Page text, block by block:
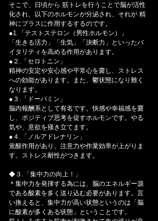
そこで、日頃から 筋トレを行うことで脳が活性
化され、以下のホルモンが分泌され、それが 精
神にプラスに作用するするのです。
●1.「テストステロン（男性ホルモン）」
「生きる活力」「生気」「決断力」といったバ
イタリティを高める作用があります。
●２.「セロトニン」
精神の安定や安心感や平常心を齎し、ストレス
への効能があります。また、鬱状態になり難く
なります。
●３.「ドーパミン」
脳内報酬系として有名です。快感や幸福感を齎
し、ポジティブ思考を促すホルモンです。やる
気や、意欲を掻き立てます。
●４.「ノルアドレナリン」
覚醒作用があり、注意力や作業効率が上がりま
す。ストレス耐性がつきます。
◆３.「集中力の向上！」
＊集中力を発揮する為には、脳のエネルギー源
である酸素を多く送り込む必要があります。言
い換えると、集中力が高い状態というのは「脳
に酸素が多くある状態」ということです。